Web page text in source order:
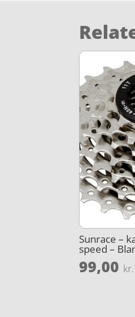
Sunrace –
speed –
99,00 kr.